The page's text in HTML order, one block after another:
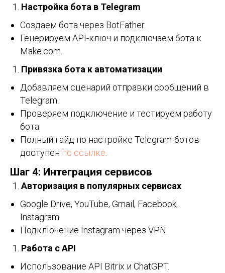
Настройка бота в Telegram
Создаем бота через BotFather.
Генерируем API-ключ и подключаем бота к
Make.com.
Привязка бота к автоматизации
Добавляем сценарий отправки сообщений в
Telegram.
Проверяем подключение и тестируем работу
бота.
Полный гайд по настройке Telegram-ботов
доступен по ссылке
Шаг 4: Интеграция сервисов
Авторизация в популярных сервисах
Google Drive, YouTube, Gmail, Facebook,
Instagram.
Подключение Instagram через VPN.
Работа с API
Использование API Bitrix и ChatGPT.